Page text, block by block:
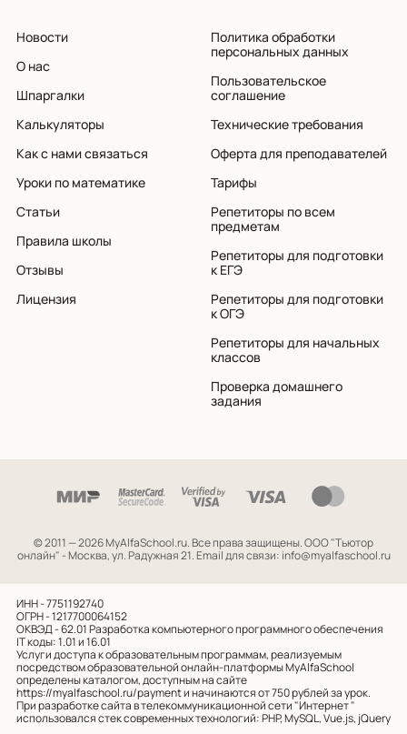
Новости
О нас
Шпаргалки
Калькуляторы
Как с нами связаться
Уроки по математике
Статьи
Правила школы
Отзывы
Лицензия
Политика обработки
персональных данных
Пользовательское
соглашение
Технические требования
Оферта для преподавателей
Тарифы
Репетиторы по всем
предметам
Репетиторы для подготовки
к ЕГЭ
Репетиторы для подготовки
к ОГЭ
Репетиторы для начальных
классов
Проверка домашнего
задания
© 2011 — 2026 MyAlfaSchool.ru. Все права защищены.ООО "Тьютор
онлайн" - Москва, ул. Радужная 21. Email для связи: info@myalfaschool.ru
ИНН - 7751192740
ОГРН - 1217700064152
ОКВЭД - 62.01Разработка компьютерного программного обеспечения
IT коды: 1.01 и 16.01
Услуги доступа к образовательным программам, реализуемым
посредством образовательной онлайн-платформы MyAlfaSchool
определены каталогом, доступным на сайте
https://myalfaschool.ru/paymentи начинаются от 750 рублей за урок.
При разработке сайта в телекоммуникационной сети "Интернет "
использовался стек современных технологий: PHP, MySQL, Vue.js, jQuery